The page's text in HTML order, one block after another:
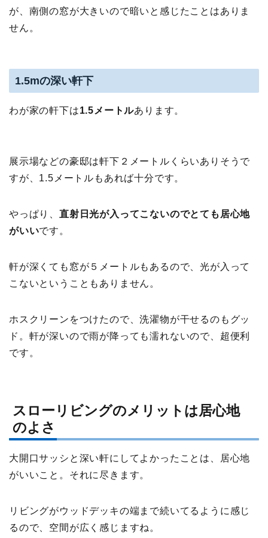
が、南側の窓が大きいので暗いと感じたことはありま
せん。
1.5mの深い軒下
わが家の軒下は1.5メートルあります。
展示場などの豪邸は軒下２メートルくらいありそうで
すが、1.5メートルもあれば十分です。
やっぱり、 直射日光が入ってこないのでとても居心地
がいいです。
軒が深くても窓が５メートルもあるので、光が入って
こないということもありません。
ホスクリーンをつけたので、洗濯物が干せるのもグッ
ド。軒が深いので雨が降っても濡れないので、超便利
です。
スローリビングのメリットは居心地
のよさ
大開口サッシと深い軒にしてよかったことは、居心地
がいいこと。それに尽きます。
リビングがウッドデッキの端まで続いてるように感じ
るので、空間が広く感じますね。